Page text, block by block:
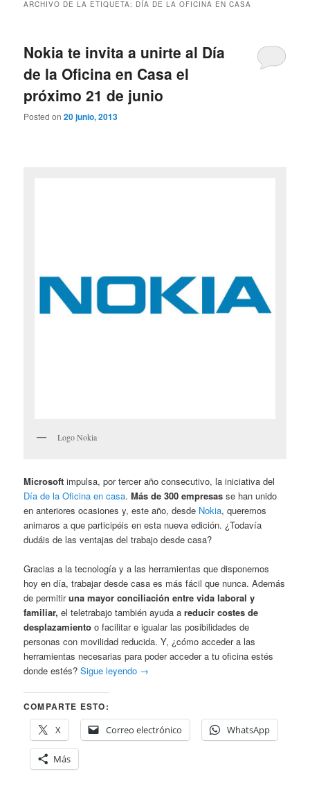
ARCHIVO DE LA ETIQUETA: DÍA DE LA OFICINA EN CASA
Nokia te invita a unirte al Día
de la Oficina en Casa el
próximo 21 de junio
Posted on20 junio, 2013
Logo Nokia
Microsoft impulsa, por tercer año consecutivo, la iniciativa del
Día de la Oficina en casa.Más de 300 empresas se han unido
en anteriores ocasiones y, este año, desde Nokia, queremos
animaros a que participéis en esta nueva edición. ¿Todavía
dudáis de las ventajas del trabajo desde casa?
Gracias a la tecnología y a las herramientas que disponemos
hoy en día, trabajar desde casa es más fácil que nunca. Además
de permitiruna mayor conciliación entre vida laboral y
familiar, el teletrabajo también ayuda areducir costes de
desplazamiento o facilitar e igualar las posibilidades de
personas con movilidad reducida. Y, ¿cómo acceder a las
herramientas necesarias para poder acceder a tu oficina estés
donde estés?Sigue leyendo →
COMPARTE ESTO:
X
Correo electrónico WhatsApp
Más